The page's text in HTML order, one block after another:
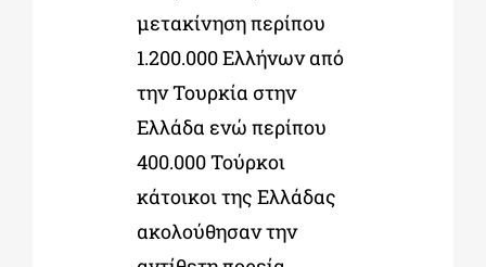
μετακίνηση περίπου
1.200.000 Ελλήνων από
την Τουρκία στην
Ελλάδα ενώ περίπου
400.000 Τούρκοι
κάτοικοι της Ελλάδας
ακολούθησαν την